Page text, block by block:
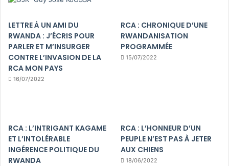
LETTRE À UN AMI DU
RWANDA : J’ÉCRIS POUR
PARLER ET M’INSURGER
CONTRE L’INVASION DE LA
RCA MON PAYS
16/07/2022
RCA : CHRONIQUE D’UNE
RWANDANISATION
PROGRAMMÉE
15/07/2022
RCA : L’INTRIGANT KAGAME
ET L’INTOLÉRABLE
INGÉRENCE POLITIQUE DU
RWANDA
RCA : L’HONNEUR D’UN
PEUPLE N’EST PAS À JETER
AUX CHIENS
18/06/2022